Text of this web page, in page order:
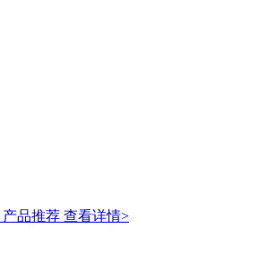
产品推荐 查看详情>